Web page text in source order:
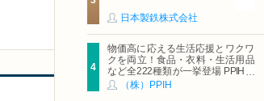
日本製鉄株式会社
物価高に応える生活応援とワクワ
クを両立！食品・衣料・生活用品
など全222種類が一挙登場 PPIHグ
ループ「夏福袋」＆セール 8月6日
（株）PPIH